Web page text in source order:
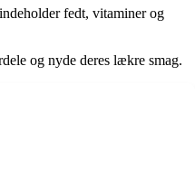
fedt, vitaminer og
og nyde deres lækre smag.